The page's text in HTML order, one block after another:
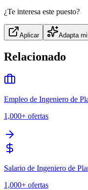
¿Te interesa este puesto?
Aplicar Adapta
Relacionado
Empleo de Ingeniero de
1,000+ ofertas
Salario de Ingeniero de
1,000+ ofertas